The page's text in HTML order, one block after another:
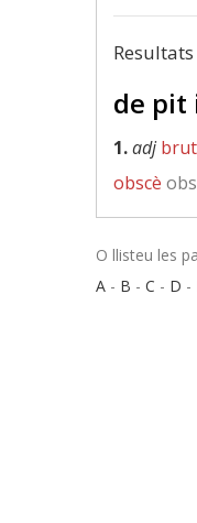
de pit
1.adj brut
obscè
O llisteu les
A - B - C - D -